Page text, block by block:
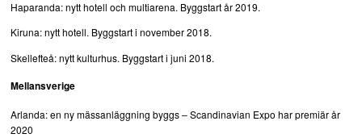
Haparanda: nytt hotell och multiarena. Byggstart år 2019.
Kiruna: nytt hotell. Byggstart i november 2018.
Skellefteå: nytt kulturhus. Byggstart i juni 2018.
Mellansverige
Arlanda: en ny mässanläggning byggs – Scandinavian Expo har premiär år
2020